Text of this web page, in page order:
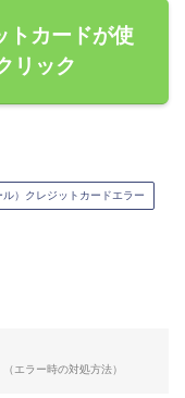
トカードが使
リック
）クレジットカードエラー
エラー時の対処方法）